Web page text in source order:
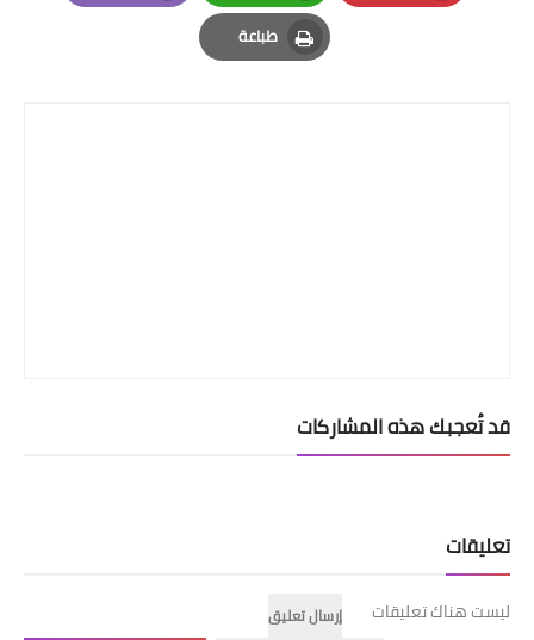
Pinterest
Whatsapp
Email
طباعة
Print
قد تُعجبك هذه المشاركات
تعليقات
ليست هناك تعليقات
إرسال تعليق